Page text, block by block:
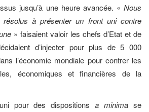
jusqu’à une heure avancée. « Nous
résolus à présenter un front uni contre
» faisaient valoir les chefs d’Etat et de
d’injecter pour plus de 5 000
l’économie mondiale pour contrer les
économiques et financières de la
pour des dispositionsa minima se